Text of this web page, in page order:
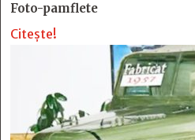
Foto-pamflete
Citește!